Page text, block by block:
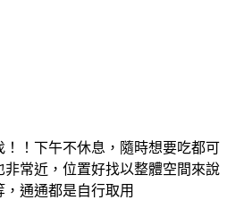
！下午不休息，隨時想要吃都可
常近，位置好找以整體空間來說
通通都是自行取用